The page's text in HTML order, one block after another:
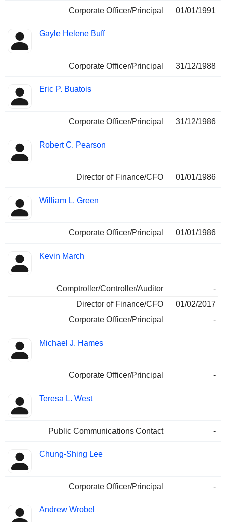
Corporate Officer/Principal 01/01/1991
Gayle Helene Buff
Corporate Officer/Principal 31/12/1988
Eric P. Buatois
Corporate Officer/Principal 31/12/1986
Robert C. Pearson
Director of Finance/CFO 01/01/1986
William L. Green
Corporate Officer/Principal 01/01/1986
Kevin March
Comptroller/Controller/Auditor
-
Director of Finance/CFO
01/02/2017
Corporate Officer/Principal
-
Michael J. Hames
Corporate Officer/Principal -
Teresa L. West
Public Communications Contact -
Chung-Shing Lee
Corporate Officer/Principal -
Andrew Wrobel